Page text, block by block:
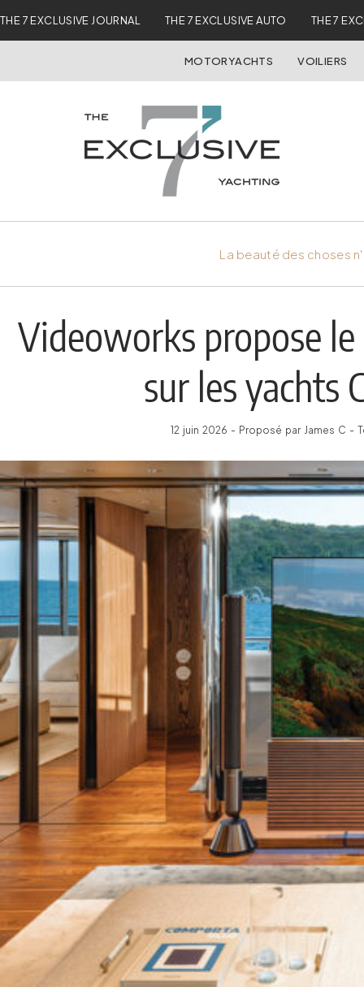
THE 7 EXCLUSIVE JOURNAL THE 7 EXCLUSIVE AUTO THE 7
MOTORYACHTS VOILIERS
La beauté des choses
Videoworks propose
sur les yachts
12 juin 2026 - Proposé par James C -